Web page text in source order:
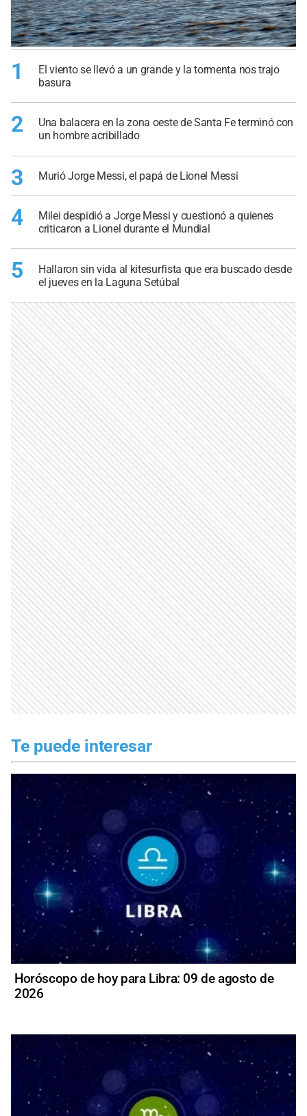
1
El viento se llevó a un grande y la tormenta nos trajo
basura
2
Una balacera en la zona oeste de Santa Fe terminó con
un hombre acribillado
3 Murió Jorge Messi, el papá de Lionel Messi
4
Milei despidió a Jorge Messi y cuestionó a quienes
criticaron a Lionel durante el Mundial
5
Hallaron sin vida al kitesurfista que era buscado desde
el jueves en la Laguna Setúbal
Te puede interesar
Horóscopo de hoy para Libra: 09 de agosto de
2026